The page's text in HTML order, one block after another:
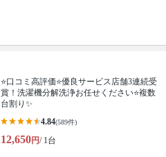
⭐口コミ高評価⭐優良サービス店舗3連続受
賞！洗濯機分解洗浄お任せください⭐複数
台割り✨
4.84(589件)
12,650円/ 1台